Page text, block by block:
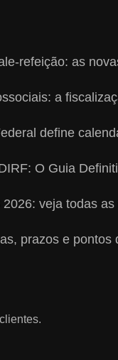
refeição: as
a
define
O Guia
veja todas
prazos e